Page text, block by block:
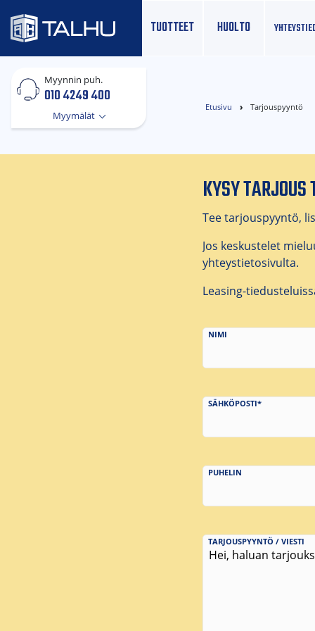
TUOTTEET HUOLTO
Myynnin puh.
010 4249 400
Myymälät
Etusivu Tarjouspyyntö
KYSY
Tee tarjouspyyntö,
Jos keskustelet
yhteystietosivulta.
Leasing-
NIMI
SÄHKÖPOSTI*
PUHELIN
TARJOUSPYYNTÖ / VIESTI